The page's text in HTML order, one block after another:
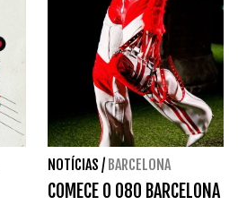
NOTÍCIAS / BARCELONA
COMECE O 080 BARCELONA